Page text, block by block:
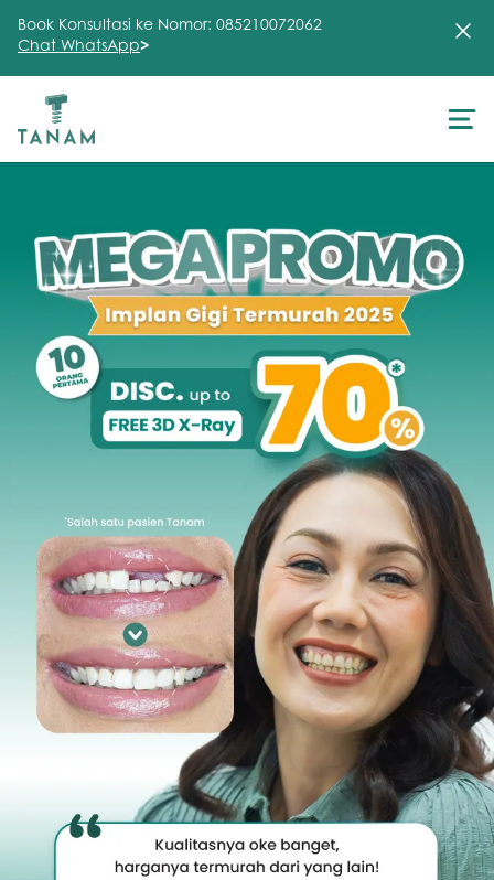
About Us
Testimonial
Clinic
Promo &
Deals
Book Konsultasi ke Nomor: 085210072062
Chat WhatsApp>